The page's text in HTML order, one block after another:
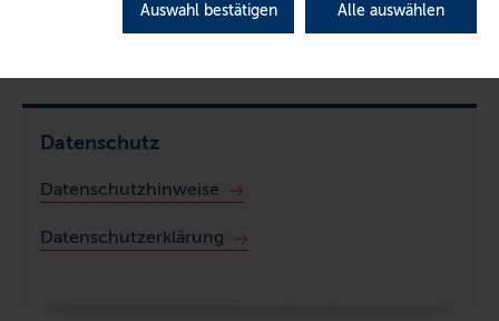
Auswahl bestätigen Alle auswählen
Inhalte dieser Seite
Datenschutz
Datenschutzhinweise
Datenschutzerklärung